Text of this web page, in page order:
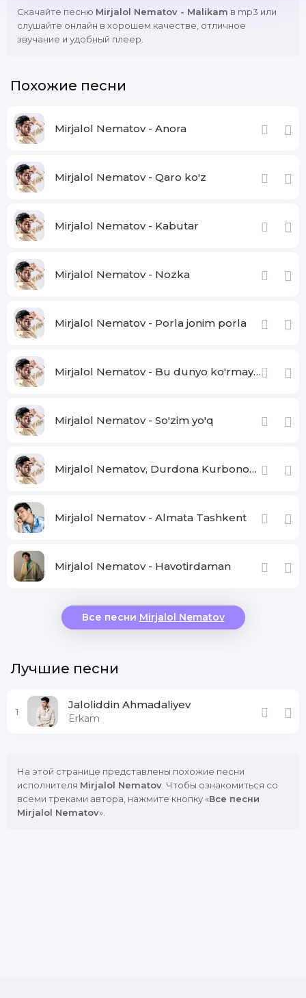
Скачайте песню Mirjalol Nematov - Malikam в mp3 или
слушайте онлайн в хорошем качестве, отличное
звучание и удобный плеер.
Похожие песни
Mirjalol Nematov - Anora
Mirjalol Nematov - Qaro ko'z
Mirjalol Nematov - Kabutar
Mirjalol Nematov - Nozka
Mirjalol Nematov - Porla jonim porla
Mirjalol Nematov - Bu dunyo ko'rmaydi
Mirjalol Nematov - So'zim yo'q
Mirjalol Nematov, Durdona Kurbonova - Dilbarey dilbar
Mirjalol Nematov - Almata Tashkent
Mirjalol Nematov - Havotirdaman
Все песни Mirjalol Nematov
Лучшие песни
1
Jaloliddin Ahmadaliyev
Erkam
На этой странице представлены похожие песни
исполнителя Mirjalol Nematov . Чтобы ознакомиться со
всеми треками автора, нажмите кнопку «Все песни
Mirjalol Nematov».